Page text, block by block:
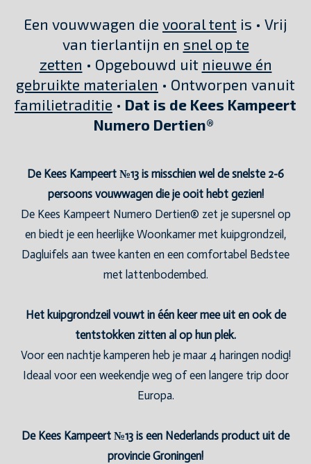
Een vouwwagen die vooral tent is • Vrij
van tierlantijn en snel op te
zetten • Opgebouwd uit nieuwe én
gebruikte materialen • Ontworpen vanuit
familietraditie • Dat is de Kees Kampeert
Numero Dertien®
De Kees Kampeert №13 is misschien wel de snelste 2-6
persoons vouwwagen die je ooit hebt gezien!
De Kees Kampeert Numero Dertien® zet je supersnel op
en biedt je een heerlijke Woonkamer met kuipgrondzeil,
Dagluifels aan twee kanten en een comfortabel Bedstee
met lattenbodembed.
Het kuipgrondzeil vouwt in één keer mee uit en ook de
tentstokken zitten al op hun plek.
Voor een nachtje kamperen heb je maar 4 haringen nodig!
Ideaal voor een weekendje weg of een langere trip door
Europa.
De Kees Kampeert №13 is een Nederlands product uit de
provincie Groningen!